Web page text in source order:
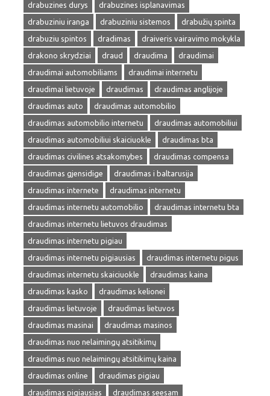
drabuzines durys
drabuzines isplanavimas
drabuziniu iranga
drabuziniu sistemos
drabužių spinta
drabuziu spintos
dradimas
draiveris vairavimo mokykla
drakono skrydziai
draud draudima
draudimai
draudimai automobiliams
draudimai internetu
draudimai lietuvoje
draudimas
draudimas anglijoje
draudimas auto
draudimas automobilio
draudimas automobilio internetu
draudimas automobiliui
draudimas automobiliui skaiciuokle
draudimas bta
draudimas civilines atsakomybes
draudimas compensa
draudimas gjensidige
draudimas i baltarusija
draudimas internete
draudimas internetu
draudimas internetu automobilio
draudimas internetu bta
draudimas internetu lietuvos draudimas
draudimas internetu pigiau
draudimas internetu pigiausias
draudimas internetu pigus
draudimas internetu skaiciuokle
draudimas kaina
draudimas kasko
draudimas kelionei
draudimas lietuvoje
draudimas lietuvos
draudimas masinai
draudimas masinos
draudimas nuo nelaimingų atsitikimų
draudimas nuo nelaimingų atsitikimų kaina
draudimas online
draudimas pigiau
draudimas pigiausias
draudimas seesam